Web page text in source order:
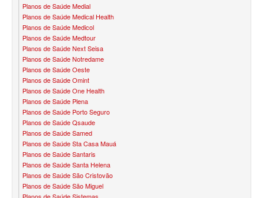
GARANTIA GS PLANO DE SAÚDE INFANTIL
GNDI PLANO DE SAÚDE INFANTIL
KIPP PLANO DE SAÚDE INFANTIL
MEDICAL HEALTH PLANO DE SAÚDE INFANTIL
MED TOUR PLANO DE SAÚDE INFANTIL
PLENA PLANO DE SAÚDE INFANTIL
QSAUDE PLANO DE SAÚDE INFANTIL
SANTA HELENA PLANO DE SAÚDE INFANTIL
SÃO CRISTOVÃO PLANO DE SAÚDE INFANTIL
Planos de Saúde Medial
Planos de Saúde Medical Health
Planos de Saúde Medicol
Planos de Saúde Medtour
Planos de Saúde Next Seisa
Planos de Saúde Notredame
Planos de Saúde Oeste
Planos de Saúde Omint
Planos de Saúde One Health
Planos de Saúde Plena
Planos de Saúde Porto Seguro
Planos de Saúde Qsaude
Planos de Saúde Samed
Planos de Saúde Sta Casa Mauá
Planos de Saúde Santaris
Planos de Saúde Santa Helena
Planos de Saúde São Cristovão
Planos de Saúde São Miguel
Planos de Saúde Sistemas